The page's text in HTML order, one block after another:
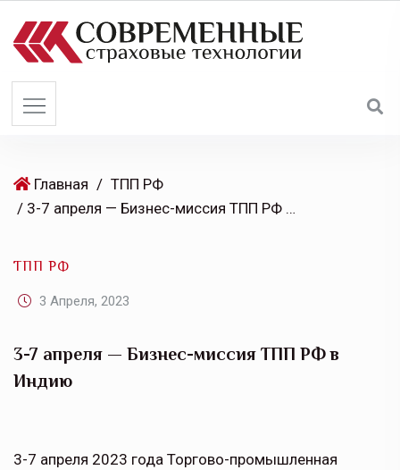
Главная / ТПП РФ
/ 3-7 апреля — Бизнес-миссия ТПП РФ в Индию
ТПП РФ
3 Апреля, 2023
3-7 апреля — Бизнес-миссия ТПП РФ в
Индию
3-7 апреля 2023 года Торгово-промышленная